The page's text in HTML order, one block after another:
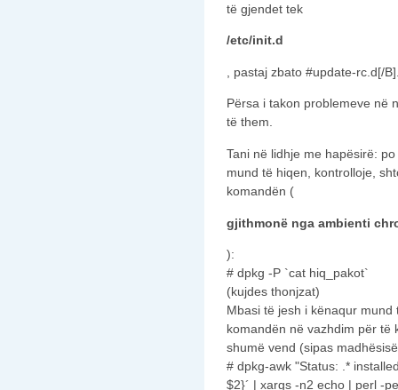
të gjendet tek
/etc/init.d
, pastaj zbato #update-rc.d[/
Përsa i takon problemeve në
të them.
Tani në lidhje me hapësirë:
mund të hiqen, kontrolloje,
komandën (
gjithmonë nga ambienti
):
# dpkg -P `cat hiq_pakot`
(kujdes thonjzat)
Mbasi të jesh i kënaqur
komandën në vazhdim për të
shumë vend (sipas
# dpkg-awk "Status: .*
$2}´ | xargs -n2 echo | perl -